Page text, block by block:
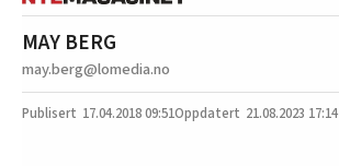
MAY BERG
may.berg@lomedia.no
17.04.201809:51 21.08.2023 17:14